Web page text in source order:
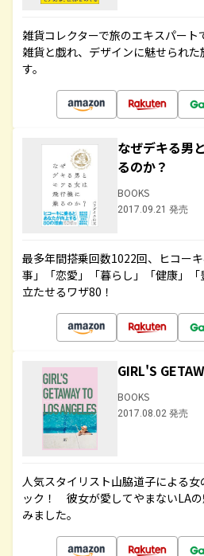
雑貨コレクターで旅のエキスパート
雑貨と戯れ、デザインに魅せられ
す。
なぜデキる男
るのか？
BOOKS
2017.09.21 発売
最多年間搭乗回数1022回、ヒコー
事」「恋愛」「暮らし」「健康」
立たせるワザ80！
GIRL'S
BOOKS
2017.08.02 発売
人気スタイリスト山脇道子による
ック！ 彼女が愛してやまないLA
みました。